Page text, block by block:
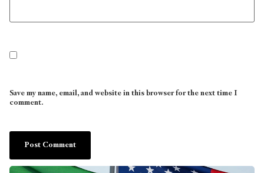
Save my name, email, and website in this browser for the next time I
comment.